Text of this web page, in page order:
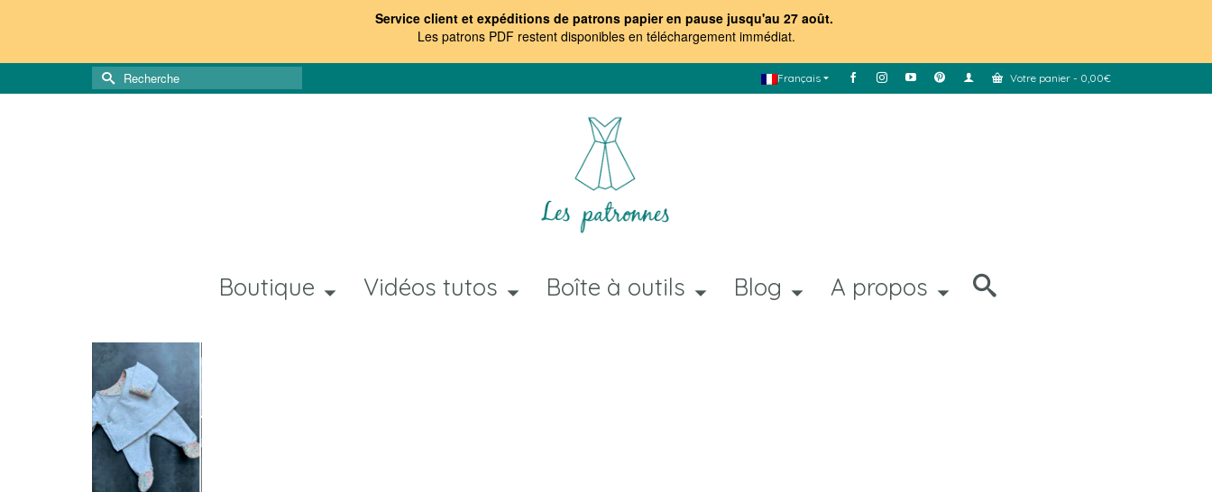
Service client et expéditions de patrons papier en pause jusqu'au 27 août.
Les patrons PDF restent disponibles en téléchargement immédiat.
Français Votre panier - 0,00€
Rechercher :
Boutique Vidéos tutos Boîte à outils Blog A propos